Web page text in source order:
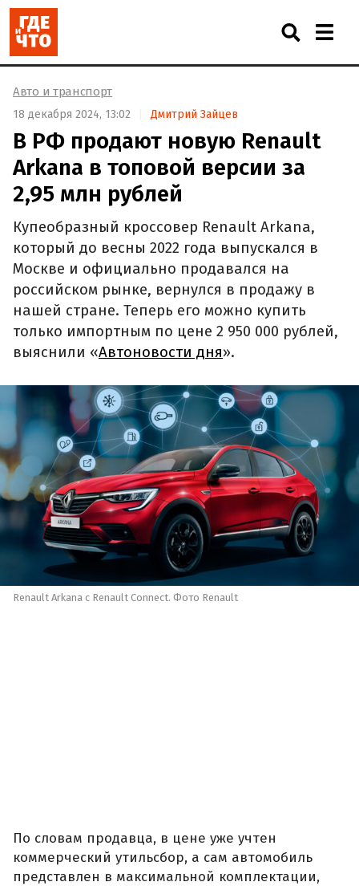
Авто и транспорт
18 декабря 2024, 13:02 Дмитрий Зайцев
В РФ продают новую Renault
Arkana в топовой версии за
2,95 млн рублей
Купеобразный кроссовер Renault Arkana,
который до весны 2022 года выпускался в
Москве и официально продавался на
российском рынке, вернулся в продажу в
нашей стране. Теперь его можно купить
только импортным по цене 2 950 000 рублей,
выяснили «Автоновости дня».
Renault Arkana с Renault Connect. Фото Renault
По словам продавца, в цене уже учтен
коммерческий утильсбор, а сам автомобиль
представлен в максимальной комплектации,